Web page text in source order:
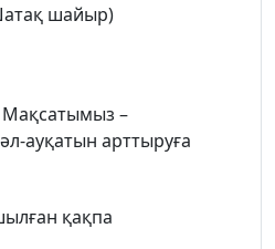
шайыр)
–
ауқатын арттыруға
қақпа